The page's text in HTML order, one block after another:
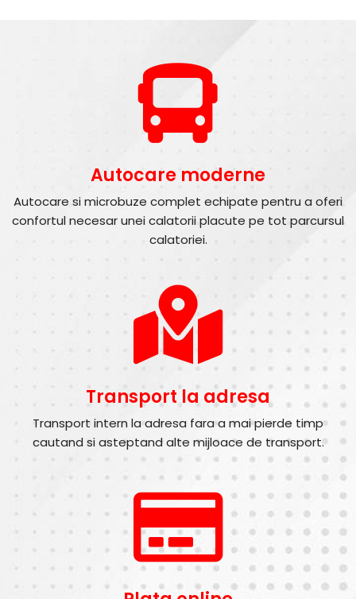
Autocare moderne
Autocare si microbuze complet echipate pentru a oferi
confortul necesar unei calatorii placute pe tot parcursul
calatoriei.
Transport la adresa
Transport intern la adresa fara a mai pierde timp
cautand si asteptand alte mijloace de transport.